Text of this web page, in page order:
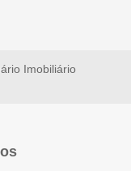
Imobiliário